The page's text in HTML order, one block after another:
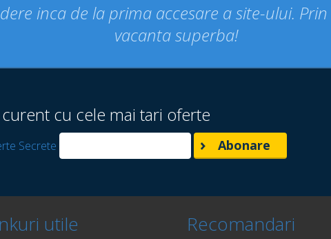
inca de la prima accesare a site-ului.
vacanta superba!
cu cele mai tari oferte
Secrete
utile Recomandari